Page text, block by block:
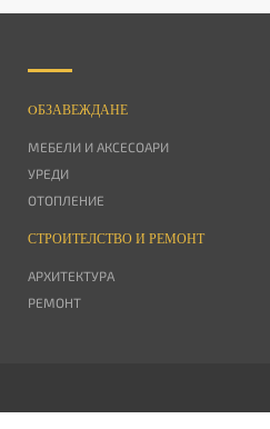
OБЗАВЕЖДАНЕ
МЕБЕЛИ И АКСЕСОАРИ
УРЕДИ
ОТОПЛЕНИЕ
СТРОИТЕЛСТВО И РЕМОНТ
АРХИТЕКТУРА
РЕМОНТ